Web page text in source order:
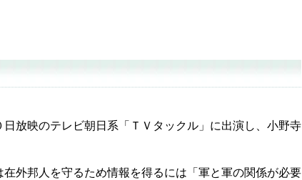
放映のテレビ朝日系「ＴＶタックル」に出演し、小野寺
外邦人を守るため情報を得るには「軍と軍の関係が必要